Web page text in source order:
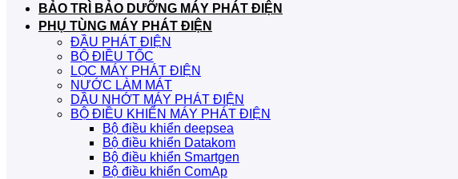
BẢO TRÌ BẢO DƯỠNG MÁY PHÁT ĐIỆN
PHỤ TÙNG MÁY PHÁT ĐIỆN
ĐẦU PHÁT ĐIỆN
BỘ ĐIỀU TỐC
LỌC MÁY PHÁT ĐIỆN
NƯỚC LÀM MÁT
DẦU NHỚT MÁY PHÁT ĐIỆN
BỘ ĐIỀU KHIỂN MÁY PHÁT ĐIỆN
Bộ điều khiển deepsea
Bộ điều khiển Datakom
Bộ điều khiển Smartgen
Bộ điều khiển ComAp